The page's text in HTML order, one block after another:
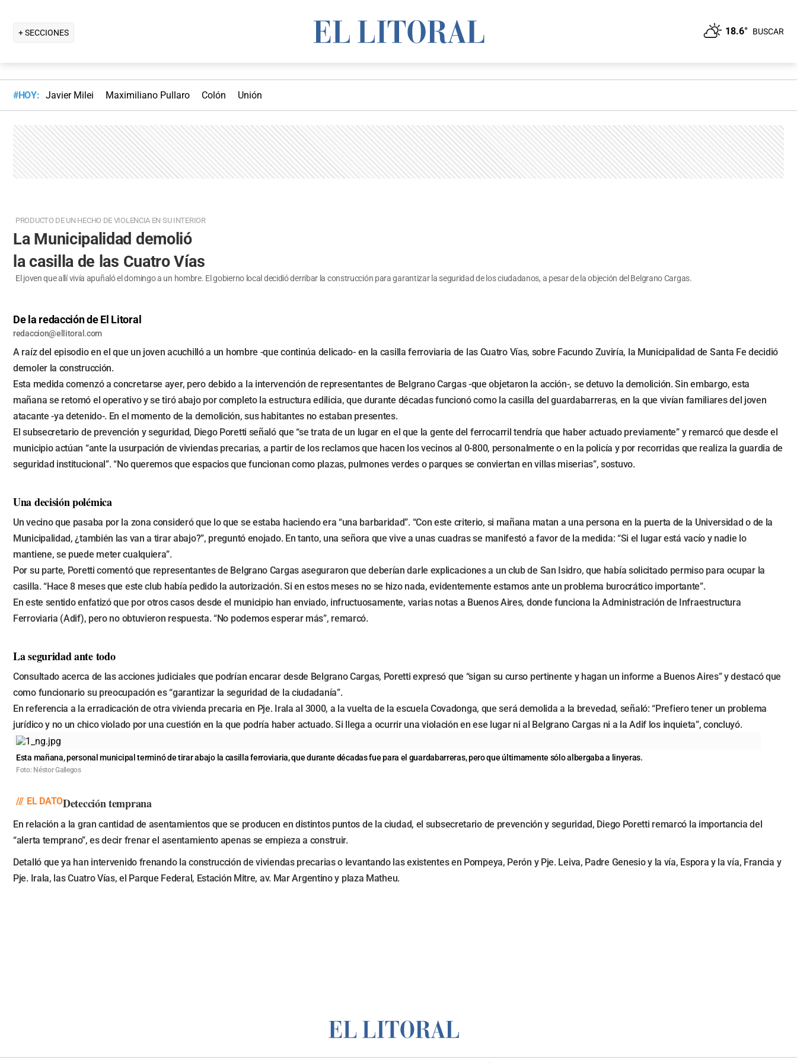
+ SECCIONES 18.6° BUSCAR
#HOY: Javier Milei Maximiliano Pullaro Colón Unión
PRODUCTO DE UN HECHO DE VIOLENCIA EN SU INTERIOR
La Municipalidad demolió
la casilla de las Cuatro Vías
El joven que allí vivía apuñaló el domingo a un hombre. El gobierno local decidió derribar la construcción para garantizar la seguridad de los ciudadanos, a pesar de la objeción del Belgrano Cargas.
De la redacción de El Litoral
redaccion@ellitoral.com
A raíz del episodio en el que un joven acuchilló a un hombre -que continúa delicado- en la casilla ferroviaria de las Cuatro Vías, sobre Facundo Zuviría, la Municipalidad de Santa Fe decidió
demoler la construcción.
Esta medida comenzó a concretarse ayer, pero debido a la intervención de representantes de Belgrano Cargas -que objetaron la acción-, se detuvo la demolición. Sin embargo, esta
mañana se retomó el operativo y se tiró abajo por completo la estructura edilicia, que durante décadas funcionó como la casilla del guardabarreras, en la que vivían familiares del joven
atacante -ya detenido-. En el momento de la demolición, sus habitantes no estaban presentes.
El subsecretario de prevención y seguridad, Diego Poretti señaló que “se trata de un lugar en el que la gente del ferrocarril tendría que haber actuado previamente” y remarcó que desde el
municipio actúan “ante la usurpación de viviendas precarias, a partir de los reclamos que hacen los vecinos al 0-800, personalmente o en la policía y por recorridas que realiza la guardia de
seguridad institucional”. “No queremos que espacios que funcionan como plazas, pulmones verdes o parques se conviertan en villas miserias”, sostuvo.
Una decisión polémica
Un vecino que pasaba por la zona consideró que lo que se estaba haciendo era “una barbaridad”. “Con este criterio, si mañana matan a una persona en la puerta de la Universidad o de la
Municipalidad, ¿también las van a tirar abajo?”, preguntó enojado. En tanto, una señora que vive a unas cuadras se manifestó a favor de la medida: “Si el lugar está vacío y nadie lo
mantiene, se puede meter cualquiera”.
Por su parte, Poretti comentó que representantes de Belgrano Cargas aseguraron que deberían darle explicaciones a un club de San Isidro, que había solicitado permiso para ocupar la
casilla. “Hace 8 meses que este club había pedido la autorización. Si en estos meses no se hizo nada, evidentemente estamos ante un problema burocrático importante”.
En este sentido enfatizó que por otros casos desde el municipio han enviado, infructuosamente, varias notas a Buenos Aires, donde funciona la Administración de Infraestructura
Ferroviaria (Adif), pero no obtuvieron respuesta. “No podemos esperar más”, remarcó.
La seguridad ante todo
Consultado acerca de las acciones judiciales que podrían encarar desde Belgrano Cargas, Poretti expresó que “sigan su curso pertinente y hagan un informe a Buenos Aires” y destacó que
como funcionario su preocupación es “garantizar la seguridad de la ciudadanía”.
En referencia a la erradicación de otra vivienda precaria en Pje. Irala al 3000, a la vuelta de la escuela Covadonga, que será demolida a la brevedad, señaló: “Prefiero tener un problema
jurídico y no un chico violado por una cuestión en la que podría haber actuado. Si llega a ocurrir una violación en ese lugar ni al Belgrano Cargas ni a la Adif los inquieta”, concluyó.
Esta mañana, personal municipal terminó de tirar abajo la casilla ferroviaria, que durante décadas fue para el guardabarreras, pero que últimamente sólo albergaba a linyeras.
Foto: Néstor Gallegos
/// EL DATODetección temprana
En relación a la gran cantidad de asentamientos que se producen en distintos puntos de la ciudad, el subsecretario de prevención y seguridad, Diego Poretti remarcó la importancia del
“alerta temprano”, es decir frenar el asentamiento apenas se empieza a construir.
Detalló que ya han intervenido frenando la construcción de viviendas precarias o levantando las existentes en Pompeya, Perón y Pje. Leiva, Padre Genesio y la vía, Espora y la vía, Francia y
Pje. Irala, las Cuatro Vías, el Parque Federal, Estación Mitre, av. Mar Argentino y plaza Matheu.